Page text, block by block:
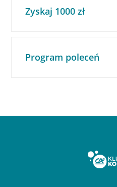
Zyskaj 1000 zł
Program poleceń